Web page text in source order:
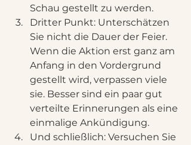
Schau gestellt zu werden.
Dritter Punkt: Unterschätzen
Sie nicht die Dauer der Feier.
Wenn die Aktion erst ganz am
Anfang in den Vordergrund
gestellt wird, verpassen viele
sie. Besser sind ein paar gut
verteilte Erinnerungen als eine
einmalige Ankündigung.
Und schließlich: Versuchen Sie